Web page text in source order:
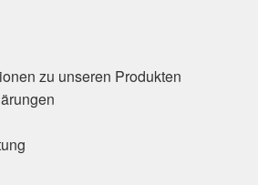
zu unseren Produkten